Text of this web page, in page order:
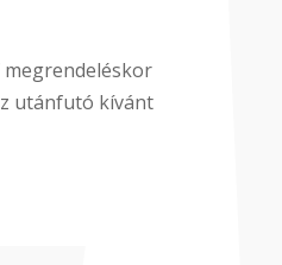
utánfutó kívánt